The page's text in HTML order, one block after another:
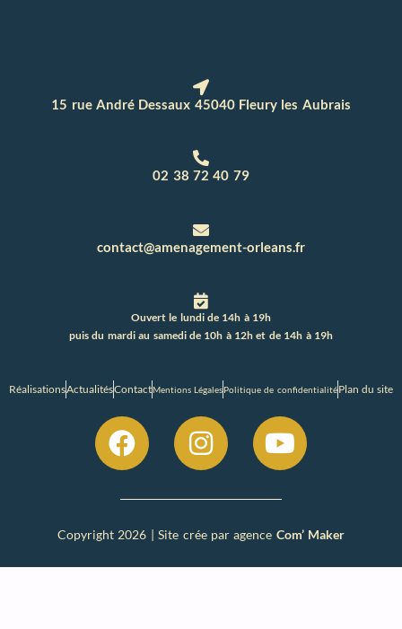
15 rue André Dessaux 45040 Fleury les Aubrais
02 38 72 40 79
contact@amenagement-orleans.fr
Ouvert le lundi de 14h à 19h
puis du mardi au samedi de 10h à 12h et de 14h à 19h
RéalisationsActualitésContactMentions LégalesPolitique de confidentialitéPlan du site
Copyright 2026 | Site crée par agence Com’ Maker